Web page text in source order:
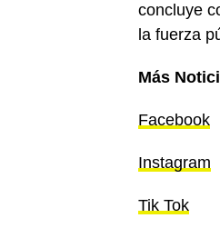
concluye
la fuerza
Más
Facebook
Instagram
Tik Tok